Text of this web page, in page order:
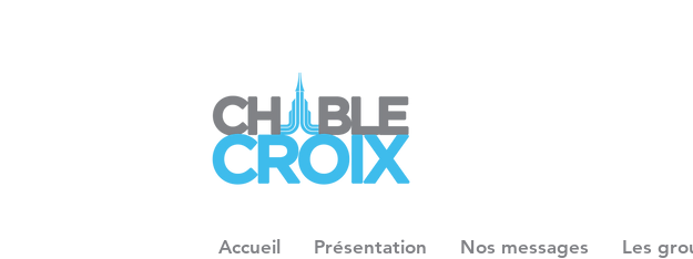
Accueil Présentation Nos messages Les